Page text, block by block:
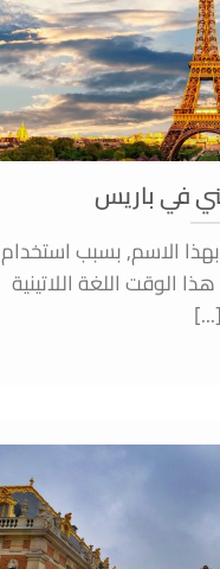
في باريس
الاسم, بسبب استخدام
الوقت اللغة اللاتينية
[...]